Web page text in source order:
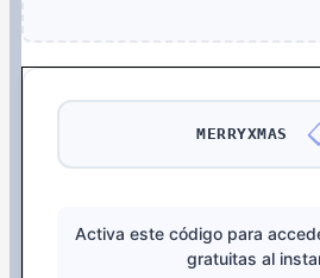
MERRYXMAS
Activa este código para
gratuitas al